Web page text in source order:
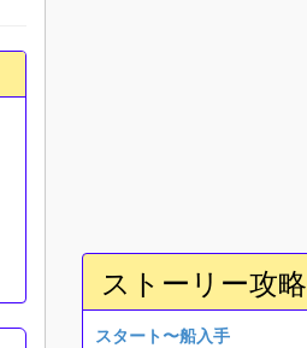
ストーリー攻略
スタート〜船入手